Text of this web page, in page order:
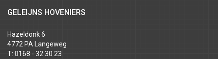
GELEIJNS HOVENIERS
Hazeldonk 6
4772 PA Langeweg
T: 0168 - 32 30 23